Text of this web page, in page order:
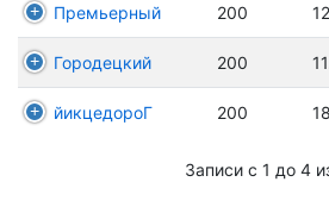
Премьерный 200
Городецкий 200
йикцедороГ 200
Записи с 1 до 4